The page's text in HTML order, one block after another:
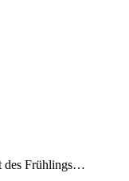
des Frühlings…